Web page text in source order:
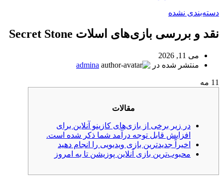
دسته‌بندی نشده
نقد و بررسی بازی‌های اسلات Secret Stone
می 11, 2026
منتشر شده در
admina
11 مه
مقالات
در زیر برخی از بازی‌های کازینو آنلاین برای
افزایش قابل توجه درآمد شما ذکر شده است.
اخیراً جدیدترین بازی ویدیویی را انجام دهید
محبوب‌ترین بازی آنلاین پوزیشن تا به امروز